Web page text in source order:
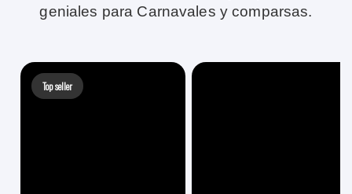
geniales para Carnavales y comparsas.
Top seller